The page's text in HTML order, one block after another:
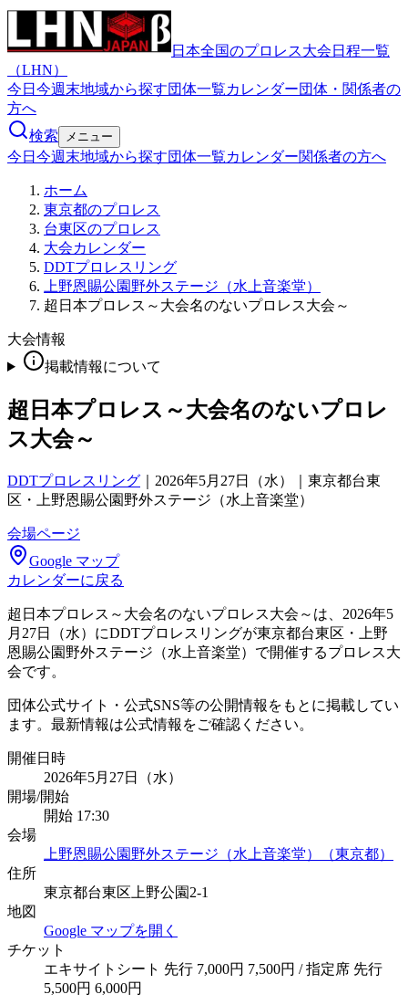
日本全国のプロレス大会日程一覧
（LHN）
今日 今週末地域から探す団体一覧カレンダー団体・関係者の
方へ
検索
メニュー
今日 今週末地域から探す団体一覧カレンダー関係者の方へ
ホーム
東京都のプロレス
台東区のプロレス
大会カレンダー
DDTプロレスリング
上野恩賜公園野外ステージ（水上音楽堂）
超日本プロレス～大会名のないプロレス大会～
大会情報
掲載情報について
超日本プロレス～大会名のないプロレ
ス大会～
DDTプロレスリング
2026年5月27日（水）｜東京都台東
区・上野恩賜公園野外ステージ（水上音楽堂）
会場ページ
Google マップ
カレンダーに戻る
超日本プロレス～大会名のないプロレス大会～は、2026年5
月27日（水）にDDTプロレスリングが東京都台東区・上野
恩賜公園野外ステージ（水上音楽堂）で開催するプロレス大
会です。
団体公式サイト・公式SNS等の公開情報をもとに掲載してい
ます。最新情報は公式情報をご確認ください。
開催日時
2026年5月27日（水）
開場/開始
開始 17:30
会場
上野恩賜公園野外ステージ（水上音楽堂）（東京都）
住所
東京都台東区上野公園2-1
地図
Google マップを開く
チケット
エキサイトシート 先行 7,000円 7,500円 / 指定席 先行
5,500円 6,000円